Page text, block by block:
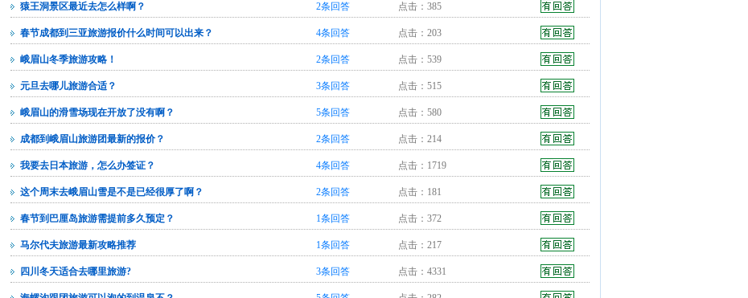
猿王洞景区最近去怎么样啊？ 2条回答 点击：385
春节成都到三亚旅游报价什么时间可以出来？ 4条回答 点击：203
峨眉山冬季旅游攻略！ 2条回答 点击：539
元旦去哪儿旅游合适？ 3条回答 点击：515
峨眉山的滑雪场现在开放了没有啊？ 5条回答 点击：580
成都到峨眉山旅游团最新的报价？ 2条回答 点击：214
我要去日本旅游，怎么办签证？ 4条回答 点击：1719
这个周末去峨眉山雪是不是已经很厚了啊？ 2条回答 点击：181
春节到巴厘岛旅游需提前多久预定？ 1条回答 点击：372
马尔代夫旅游最新攻略推荐 1条回答 点击：217
四川冬天适合去哪里旅游? 3条回答 点击：4331